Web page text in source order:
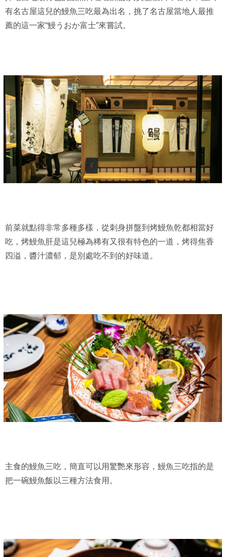
有名古屋這兒的鰻魚三吃最為出名，挑了名古屋當地人最推
薦的這一家“鰻うおか富士”來嘗試。
前菜就點得非常多種多樣，從刺身拼盤到烤鰻魚乾都相當好
吃，烤鰻魚肝是這兒極為稀有又很有特色的一道，烤得焦香
四溢，醬汁濃郁，是別處吃不到的好味道。
主食的鰻魚三吃，簡直可以用驚艷來形容，鰻魚三吃指的是
把一碗鰻魚飯以三種方法食用。